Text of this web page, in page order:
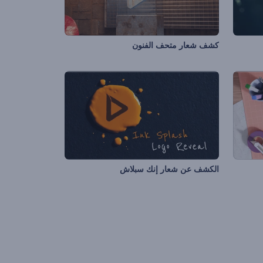
كشف شعار متحف الفنون
الكشف عن شعار إنك سبلاش